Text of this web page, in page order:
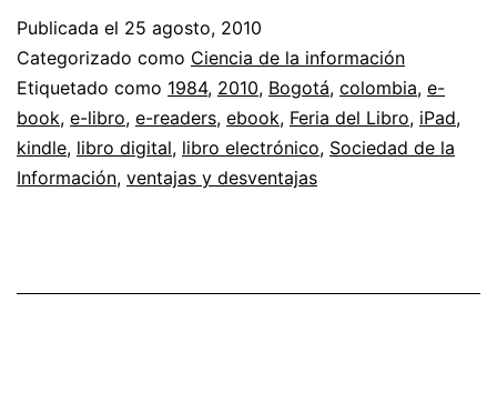
y
demás
//
¿Estamos
Publicada el 25 agosto, 2010
Categorizado como Ciencia de la información
Etiquetado como 1984, 2010, Bogotá, colombia, e-
book, e-libro, e-readers, ebook, Feria del Libro, iPad,
kindle, libro digital, libro electrónico, Sociedad de la
Información, ventajas y desventajas